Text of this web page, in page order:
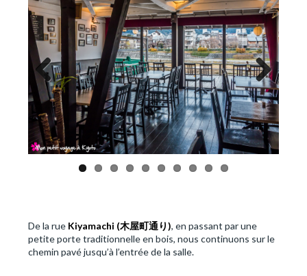
Previous Next
De la rue Kiyamachi (木屋町通り), en passant par une
petite porte traditionnelle en bois, nous continuons sur le
chemin pavé jusqu’à l’entrée de la salle.